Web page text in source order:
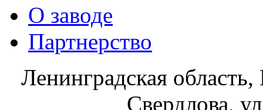
О заводе
Партнерство
Ленинградская
Свердлова,